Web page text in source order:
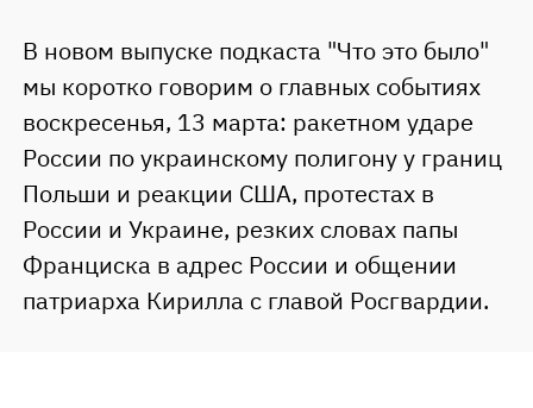
В новом выпуске подкаста "Что это было"
мы коротко говорим о главных событиях
воскресенья, 13 марта: ракетном ударе
России по украинскому полигону у границ
Польши и реакции США, протестах в
России и Украине, резких словах папы
Франциска в адрес России и общении
патриарха Кирилла с главой Росгвардии.